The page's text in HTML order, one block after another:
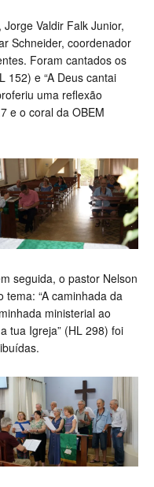
Valdir Falk Junior,
Schneider, coordenador
Foram cantados os
152) e “A Deus cantai
uma reflexão
e o coral da OBEM
seguida, o pastor Nelson
“A caminhada da
ministerial ao
tua Igreja” (HL 298) foi